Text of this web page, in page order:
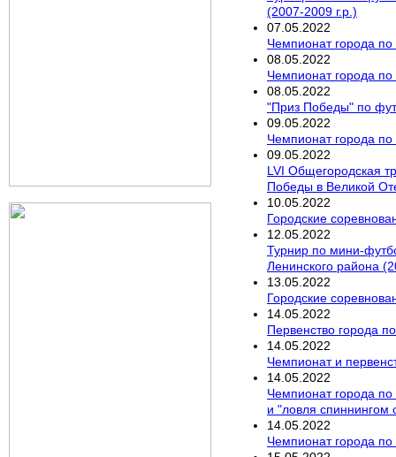
(2007-2009 г.р.)
07 05 2022
Чемпионат города по
08 05 2022
Чемпионат города по
08 05 2022
"Приз Победы" по
09 05 2022
Чемпионат города по
09 05 2022
LVI Общегородская
Победы в Великой
10 05 2022
Городские
12 05 2022
Турнир по мини-
Ленинского района
13 05 2022
Городские
14 05 2022
Первенство города
14 05 2022
Чемпионат и
14 05 2022
Чемпионат города
и "ловля спиннингом
14 05 2022
Чемпионат города по